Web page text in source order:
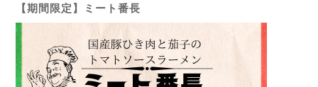
【期間限定】ミート番長